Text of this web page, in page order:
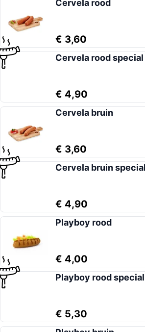
Cervela rood
€ 3,60
Cervela rood special
€ 4,90
Cervela bruin
€ 3,60
Cervela bruin special
€ 4,90
Playboy rood
€ 4,00
Playboy rood special
€ 5,30